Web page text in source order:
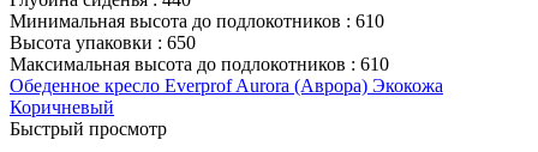
Минимальная высота до подлокотников : 610
Высота упаковки : 650
Максимальная высота до подлокотников : 610
Обеденное кресло Everprof Aurora (Аврора) Экокожа
Коричневый
Быстрый просмотр